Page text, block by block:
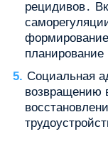
рецидивов․
планирование
Социальная
возвращению